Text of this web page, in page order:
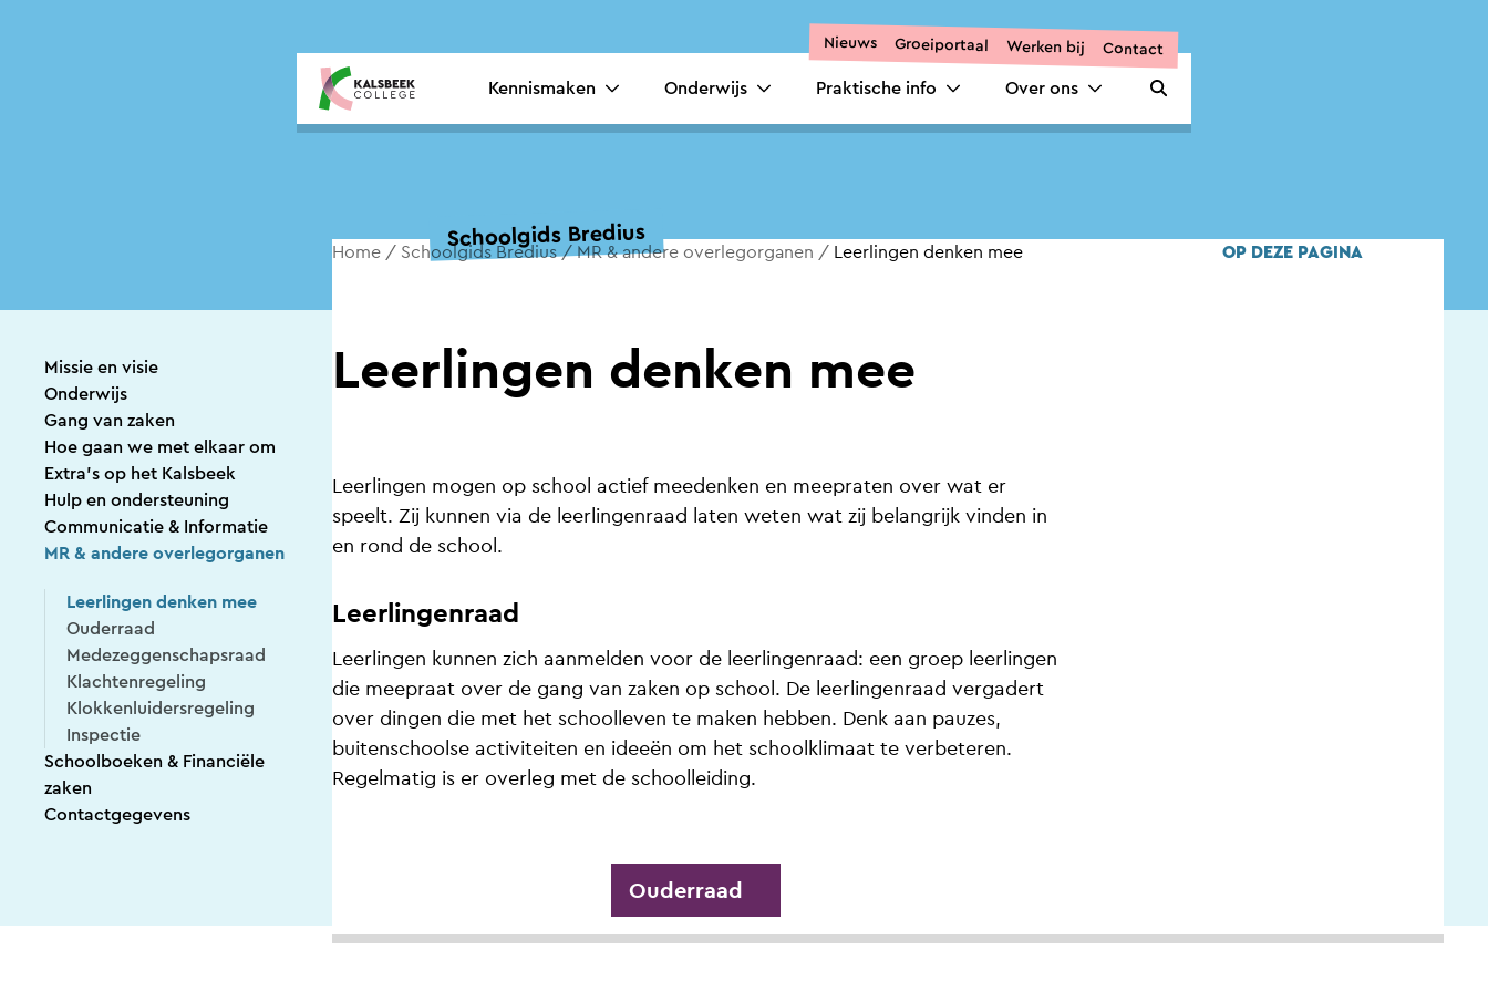
Nieuws Groeiportaal Werken bij Contact
Kennismaken Onderwijs Praktische info Over ons
Zoeken openen
Missie en visie
Onderwijs
Gang van zaken
Hoe gaan we met elkaar om
Extra’s op het Kalsbeek
Hulp en ondersteuning
Communicatie & Informatie
MR & andere overlegorganen
Leerlingen denken mee
Ouderraad
Medezeggenschapsraad
Klachtenregeling
Klokkenluidersregeling
Inspectie
Schoolboeken & Financiële
zaken
Contactgegevens
Schoolgids Bredius
Home Schoolgids Bredius MR & andere overlegorganen Leerlingen denken mee
Leerlingen denken mee
Leerlingen mogen op school actief meedenken en meepraten over wat er
speelt. Zij kunnen via de leerlingenraad laten weten wat zij belangrijk vinden in
en rond de school.
Leerlingenraad
Leerlingen kunnen zich aanmelden voor de leerlingenraad: een groep leerlingen
die meepraat over de gang van zaken op school. De leerlingenraad vergadert
over dingen die met het schoolleven te maken hebben. Denk aan pauzes,
buitenschoolse activiteiten en ideeën om het schoolklimaat te verbeteren.
Regelmatig is er overleg met de schoolleiding.
Ouderraad
OP DEZE PAGINA